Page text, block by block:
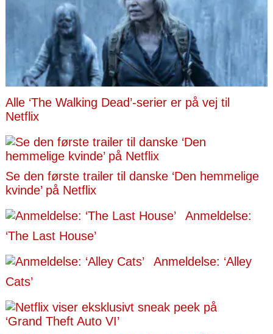
Alle ‘The Walking Dead’-serier er på vej til
Netflix
Se den første trailer til danske ‘Den hemmelige
kvinde’ på Netflix
Anmeldelse:
‘The Last House’
Anmeldelse: ‘Alley
Cats’